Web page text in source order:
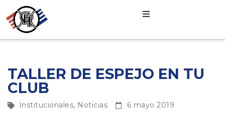
TALLER DE ESPEJO EN TU
CLUB
Institucionales, Noticias 6 mayo 2019